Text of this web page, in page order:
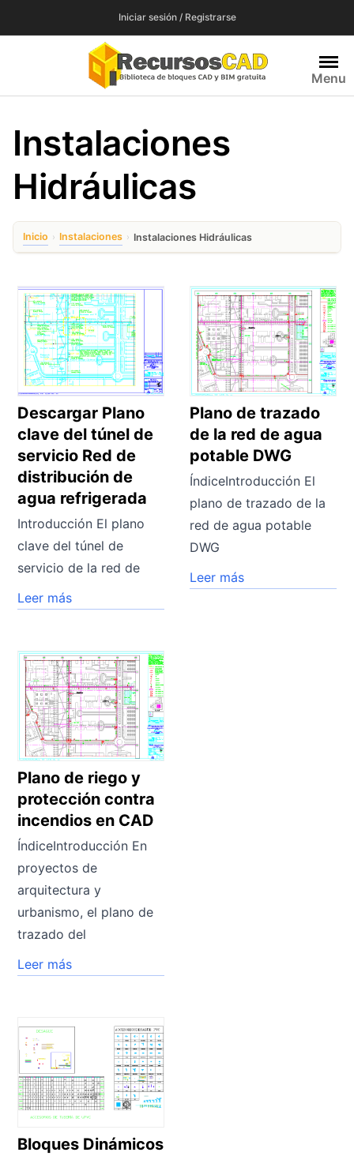
Iniciar sesión / Registrarse
Menu
Instalaciones
Hidráulicas
Inicio › Instalaciones › Instalaciones Hidráulicas
Descargar Plano
clave del túnel de
servicio Red de
distribución de
agua refrigerada
Introducción El plano
clave del túnel de
servicio de la red de
Leer más
Plano de trazado
de la red de agua
potable DWG
ÍndiceIntroducción El
plano de trazado de la
red de agua potable
DWG
Leer más
Plano de riego y
protección contra
incendios en CAD
ÍndiceIntroducción En
proyectos de
arquitectura y
urbanismo, el plano de
trazado del
Leer más
Bloques Dinámicos